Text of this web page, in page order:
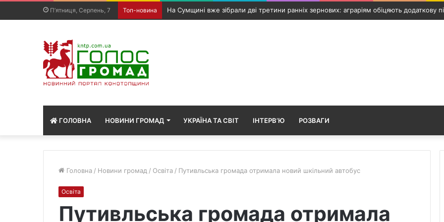
П’ятниця, Серпень, 7 Топ-новина Чергова атака на Путивль: росіяни вдарили по інфраструктурному об’єкту та
ГОЛОВНА НОВИНИ ГРОМАД УКРАЇНА ТА СВІТ ІНТЕРВ’Ю РОЗВАГИ
Головна / Новини громад / Освіта / Путивльська громада отримала новий шкільний автобус
Освіта
Путивльська громада отримала